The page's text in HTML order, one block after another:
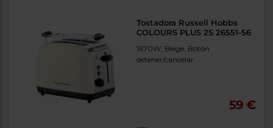
Tostadora Russell Hobbs
COLOURS PLUS 2S 26551-56
1670W, Beige, Botón
detener/cancelar
59 €